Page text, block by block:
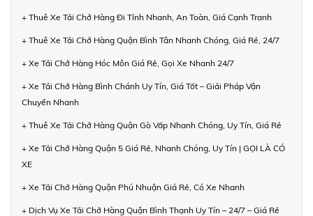
+ Thuê Xe Tải Chở Hàng Đi Tỉnh Nhanh, An Toàn, Giá Cạnh Tranh
+ Thuê Xe Tải Chở Hàng Quận Bình Tân Nhanh Chóng, Giá Rẻ, 24/7
+ Xe Tải Chở Hàng Hóc Môn Giá Rẻ, Gọi Xe Nhanh 24/7
+ Xe Tải Chở Hàng Bình Chánh Uy Tín, Giá Tốt – Giải Pháp Vận
Chuyển Nhanh
+ Thuê Xe Tải Chở Hàng Quận Gò Vấp Nhanh Chóng, Uy Tín, Giá Rẻ
+ Xe Tải Chở Hàng Quận 5 Giá Rẻ, Nhanh Chóng, Uy Tín | GỌI LÀ CÓ
XE
+ Xe Tải Chở Hàng Quận Phú Nhuận Giá Rẻ, Có Xe Nhanh
+ Dịch Vụ Xe Tải Chở Hàng Quận Bình Thạnh Uy Tín – 24/7 – Giá Rẻ